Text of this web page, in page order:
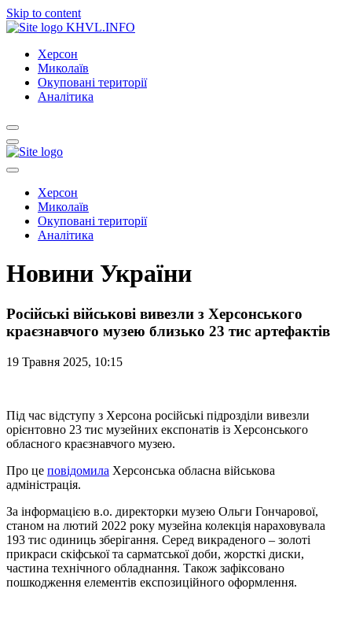
Skip to content
KHVL.INFO
Херсон
Миколаїв
Окуповані території
Аналітика
Херсон
Миколаїв
Окуповані території
Аналітика
Новини України
Російські військові вивезли з Херсонського
краєзнавчого музею близько 23 тис артефактів
19 Травня 2025, 10:15
Під час відступу з Херсона російські підрозділи вивезли
орієнтовно 23 тис музейних експонатів із Херсонського
обласного краєзнавчого музею.
Про це повідомила Херсонська обласна військова
адміністрація.
За інформацією в.о. директорки музею Ольги Гончарової,
станом на лютий 2022 року музейна колекція нараховувала
193 тис одиниць зберігання. Серед викраденого – золоті
прикраси скіфської та сарматської доби, жорсткі диски,
частина технічного обладнання. Також зафіксовано
пошкодження елементів експозиційного оформлення.